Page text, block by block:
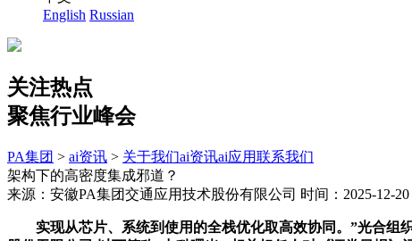
English Russian
关注热点
聚焦行业峰会
PA集团 > ai资讯 > 关于我们ai资讯ai应用联系我们
架构下的高密度集成邪道？
来源：安徽PA集团交通应用技术股份有限公司 时间：2025-12-20
实现从芯片、系统到使用的全栈优化取高效协同。”光合组